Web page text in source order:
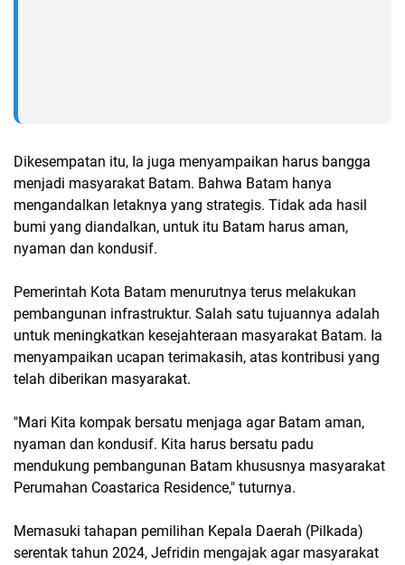
Dikesempatan itu, Ia juga menyampaikan harus bangga
menjadi masyarakat Batam. Bahwa Batam hanya
mengandalkan letaknya yang strategis. Tidak ada hasil
bumi yang diandalkan, untuk itu Batam harus aman,
nyaman dan kondusif.
Pemerintah Kota Batam menurutnya terus melakukan
pembangunan infrastruktur. Salah satu tujuannya adalah
untuk meningkatkan kesejahteraan masyarakat Batam. Ia
menyampaikan ucapan terimakasih, atas kontribusi yang
telah diberikan masyarakat.
"Mari Kita kompak bersatu menjaga agar Batam aman,
nyaman dan kondusif. Kita harus bersatu padu
mendukung pembangunan Batam khususnya masyarakat
Perumahan Coastarica Residence," tuturnya.
Memasuki tahapan pemilihan Kepala Daerah (Pilkada)
serentak tahun 2024, Jefridin mengajak agar masyarakat